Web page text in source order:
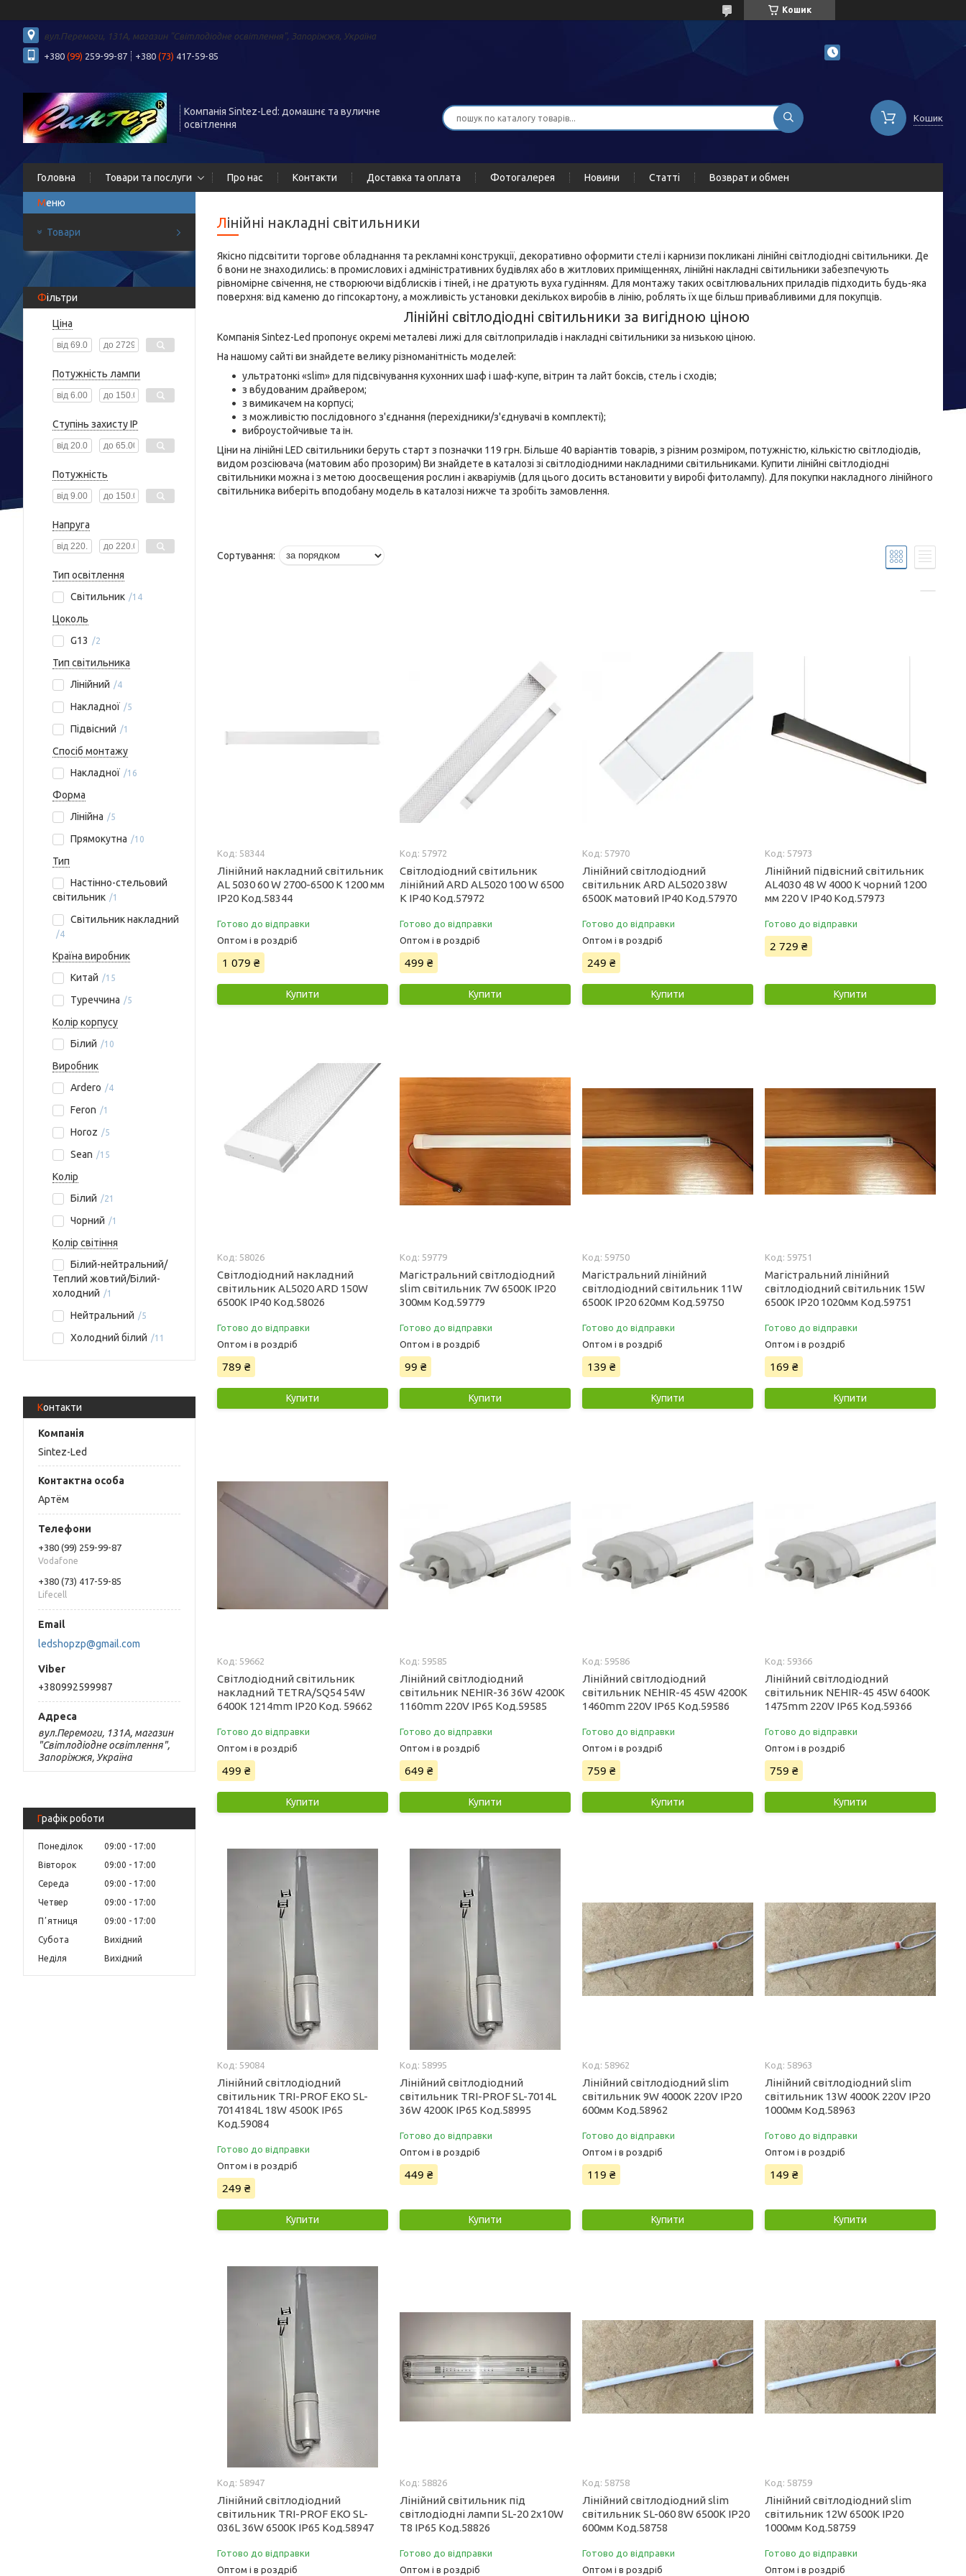
Кошик
вул.Перемоги, 131А, магазин "Світлодіодне освітлення", Запоріжжя, Україна
+380 (99) 259-99-87 +380 (73) 417-59-85
Компанія Sintez-Led: домашнє та вуличне
освітлення
Кошик
Головна Товари та послуги Про нас Контакти Доставка та оплата Фотогалерея Новини Статті Возврат и обмен
Товари
Фільтри
Ціна
Потужність лампи
Ступінь захисту IP
Потужність
Напруга
Тип освітлення
Світильник
14
Цоколь
G13
2
Тип світильника
Лінійний
4
Накладної 5
Підвісний 1
Спосіб монтажу
Накладної
16
Форма
Лінійна
5
Прямокутна 10
Тип
Настінно-стельовий
світильник
1
Світильник накладний
4
Країна виробник
Китай
15
Туреччина 5
Колір корпусу
Білий
10
Виробник
Ardero
4
Feron 1
Horoz 5
Sean 15
Колір
Білий
21
Чорний 1
Колір світіння
Білий-нейтральний/
Теплий жовтий/Білий-
холодний
1
Нейтральний 5
Холодний білий 11
Контакти
Sintez-Led
Артём
+380 (99) 259-99-87
Vodafone
+380 (73) 417-59-85
Lifecell
ledshopzp@gmail.com
+380992599987
вул.Перемоги, 131А, магазин
"Світлодіодне освітлення",
Запоріжжя, Україна
Графік роботи
Понеділок 09:00
17:00
Вівторок
09:00
17:00
Середа
09:00
17:00
Четвер
09:00
17:00
Пʼятниця
09:00
17:00
Субота
Вихідний
Неділя
Вихідний
Лінійні накладні світильники
Якісно підсвітити торгове обладнання та рекламні конструкції, декоративно оформити стелі і карнизи покликані лінійні світлодіодні світильники. Де
б вони не знаходились: в промислових і адміністративних будівлях або в житлових приміщеннях, лінійні накладні світильники забезпечують
рівномірне свічення, не створюючи відблисків і тіней, і не дратують вуха гудінням. Для монтажу таких освітлювальних приладів підходить будь-яка
поверхня: від каменю до гіпсокартону, а можливість установки декількох виробів в лінію, роблять їх ще більш привабливими для покупців.
Лінійні світлодіодні світильники за вигідною ціною
Компанія Sintez-Led пропонує окремі металеві лижі для світлоприладів і накладні світильники за низькою ціною.
На нашому сайті ви знайдете велику різноманітність моделей:
ультратонкі «slim» для підсвічування кухонних шаф і шаф-купе, вітрин та лайт боксів, стель і сходів;
з вбудованим драйвером;
з вимикачем на корпусі;
з можливістю послідовного з'єднання (перехідники/з'єднувачі в комплекті);
виброустойчивые та ін.
Ціни на лінійні LED світильники беруть старт з позначки 119 грн. Більше 40 варіантів товарів, з різним розміром, потужністю, кількістю світлодіодів,
видом розсіювача (матовим або прозорим) Ви знайдете в каталозі зі світлодіодними накладними світильниками. Купити лінійні світлодіодні
світильники можна і з метою доосвещения рослин і акваріумів (для цього досить встановити у виробі фитолампу). Для покупки накладного лінійного
світильника виберіть вподобану модель в каталозі нижче та зробіть замовлення.
58344
Лінійний накладний світильник
AL 5030 60 W 2700-6500 K 1200 мм
IP20 Код.58344
Готово до відправки
Оптом і в роздріб
1 079 ₴
Купити
57972
Світлодіодний світильник
лінійний ARD AL5020 100 W 6500
K IP40 Код.57972
Готово до відправки
Оптом і в роздріб
499 ₴
Купити
57970
Лінійний світлодіодний
світильник ARD AL5020 38W
6500К матовий IP40 Код.57970
Готово до відправки
Оптом і в роздріб
249 ₴
Купити
57973
Лінійний підвісний світильник
AL4030 48 W 4000 K чорний 1200
мм 220 V IP40 Код.57973
Готово до відправки
2 729 ₴
Купити
58026
Світлодіодний накладний
світильник AL5020 ARD 150W
6500K IP40 Код.58026
Готово до відправки
Оптом і в роздріб
789 ₴
Купити
59779
Магістральний світлодіодний
slim світильник 7W 6500К IP20
300мм Код.59779
Готово до відправки
Оптом і в роздріб
99 ₴
Купити
59750
Магістральний лінійний
світлодіодний світильник 11W
6500К IP20 620мм Код.59750
Готово до відправки
Оптом і в роздріб
139 ₴
Купити
59751
Магістральний лінійний
світлодіодний світильник 15W
6500К IP20 1020мм Код.59751
Готово до відправки
Оптом і в роздріб
169 ₴
Купити
59662
Світлодіодний світильник
накладний TETRA/SQ54 54W
6400K 1214mm IP20 Код. 59662
Готово до відправки
Оптом і в роздріб
499 ₴
Купити
59585
Лінійний світлодіодний
світильник NEHIR-36 36W 4200K
1160mm 220V IP65 Код.59585
Готово до відправки
Оптом і в роздріб
649 ₴
Купити
59586
Лінійний світлодіодний
світильник NEHIR-45 45W 4200K
1460mm 220V IP65 Код.59586
Готово до відправки
Оптом і в роздріб
759 ₴
Купити
59366
Лінійний світлодіодний
світильник NEHIR-45 45W 6400K
1475mm 220V IP65 Код.59366
Готово до відправки
Оптом і в роздріб
759 ₴
Купити
59084
Лінійний світлодіодний
світильник TRI-PROF EKO SL-
7014184L 18W 4500К IP65
Код.59084
Готово до відправки
Оптом і в роздріб
249 ₴
Купити
58995
Лінійний світлодіодний
світильник TRI-PROF SL-7014L
36W 4200К IP65 Код.58995
Готово до відправки
Оптом і в роздріб
449 ₴
Купити
58962
Лінійний світлодіодний slim
світильник 9W 4000К 220V IP20
600мм Код.58962
Готово до відправки
Оптом і в роздріб
119 ₴
Купити
58963
Лінійний світлодіодний slim
світильник 13W 4000К 220V IP20
1000мм Код.58963
Готово до відправки
Оптом і в роздріб
149 ₴
Купити
58947
Лінійний світлодіодний
світильник TRI-PROF EKO SL-
036L 36W 6500К IP65 Код.58947
Готово до відправки
Оптом і в роздріб
58826
Лінійний світильник під
світлодіодні лампи SL-20 2х10W
Т8 IP65 Код.58826
Готово до відправки
Оптом і в роздріб
58758
Лінійний світлодіодний slim
світильник SL-060 8W 6500К IP20
600мм Код.58758
Готово до відправки
Оптом і в роздріб
58759
Лінійний світлодіодний slim
світильник 12W 6500К IP20
1000мм Код.58759
Готово до відправки
Оптом і в роздріб